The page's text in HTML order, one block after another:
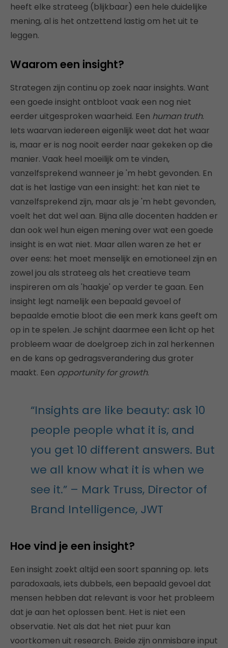
heeft elke strateeg (blijkbaar) een hele duidelijke
mening, al is het ontzettend lastig om het uit te
leggen.
Waarom een insight?
Strategen zijn continu op zoek naar insights. Want
een goede insight ontbloot vaak een nog niet
eerder uitgesproken waarheid. Een human truth.
Iets waarvan iedereen eigenlijk weet dat het waar
is, maar er is nog nooit eerder naar gekeken op die
manier. Vaak heel moeilijk om te vinden,
vanzelfsprekend wanneer je 'm hebt gevonden. En
dat is het lastige van een insight: het kan niet te
vanzelfsprekend zijn, maar als je 'm hebt gevonden,
voelt het dat wel aan. Bijna alle docenten hadden er
dan ook wel hun eigen mening over wat een goede
insight is en wat niet. Maar allen waren ze het er
over eens: het moet menselijk en emotioneel zijn en
zowel jou als strateeg als het creatieve team
inspireren om als 'haakje' op verder te gaan. Een
insight legt namelijk een bepaald gevoel of
bepaalde emotie bloot die een merk kans geeft om
op in te spelen. Je schijnt daarmee een licht op het
probleem waar de doelgroep zich in zal herkennen
en de kans op gedragsverandering dus groter
maakt. Een opportunity for growth.
“Insights are like beauty: ask 10
people people what it is, and
you get 10 different answers. But
we all know what it is when we
see it.” – Mark Truss, Director of
Brand Intelligence, JWT
Hoe vind je een insight?
Een insight zoekt altijd een soort spanning op. Iets
paradoxaals, iets dubbels, een bepaald gevoel dat
mensen hebben dat relevant is voor het probleem
dat je aan het oplossen bent. Het is niet een
observatie. Net als dat het niet puur kan
voortkomen uit research. Beide zijn onmisbare input